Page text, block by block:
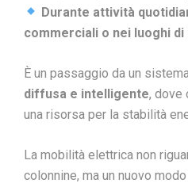
Durante attività
commerciali o nei luoghi
È un passaggio da un
diffusa e intelligente, dove
una risorsa per la stabilità
La mobilità elettrica non
colonnine, ma un nuovo